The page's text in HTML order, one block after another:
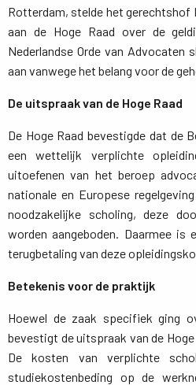
Rotterdam, stelde het gerechtshof
aan de Hoge Raad over de
Nederlandse Orde van Advocaten
aan vanwege het belang voor de
De uitspraak van de Hoge Raad
De Hoge Raad bevestigde dat de
een wettelijk verplichte
uitoefenen van het beroep
nationale en Europese
noodzakelijke scholing, deze
worden aangeboden. Daarmee is
terugbetaling van deze
Betekenis voor de praktijk
Hoewel de zaak specifiek ging
bevestigt de uitspraak van de Hoge
De kosten van verplichte
studiekostenbeding op de